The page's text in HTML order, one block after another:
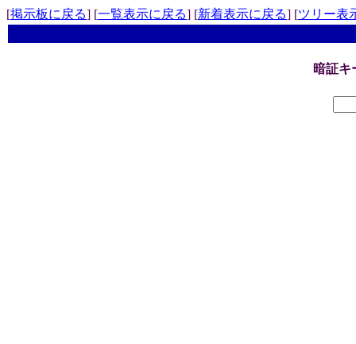
[掲示板に戻る] [一覧表示に戻る] [新着表示に戻る] [ツリー表
暗証キ